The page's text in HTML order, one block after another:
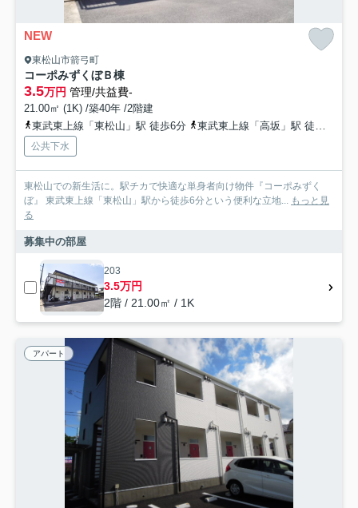
NEW
東松山市箭弓町
コーポみずくぼＢ棟
3.5万円 管理/共益費-
21.00㎡ (1K) /築40年 /2階建
東武東上線「東松山」駅 徒歩6分
東武東上線「高坂」駅 徒歩48分
公共下水
東松山での新生活に。駅チカで快適な単身者向け物件『コーポみずく
ぼ』 東武東上線「東松山」駅から徒歩6分という便利な立地... もっと見
る
募集中の部屋
203
3.5万円
2階 / 21.00㎡ / 1K
アパート